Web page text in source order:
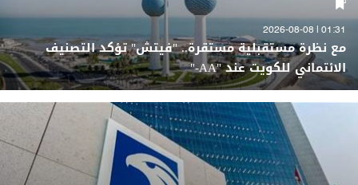
01:31 | 2026-08-08
مع نظرة مستقبلية مستقرة.. "فيتش" تؤكد التصنيف
الائتماني للكويت عند "AA-"